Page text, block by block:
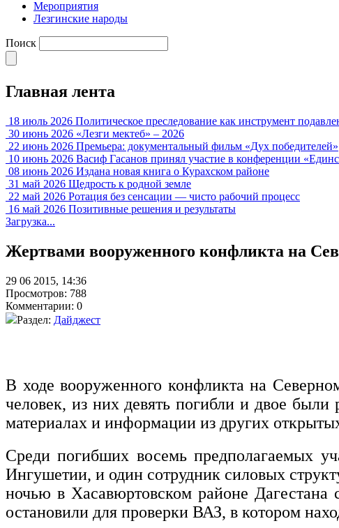
Мероприятия
Лезгинские народы
Поиск
Главная лента
18 июль 2026 Политическое преследование как инструмент
30 июнь 2026 «Лезги мектеб» – 2026
22 июнь 2026 Премьера: документальный фильм «Дух победителей»
10 июнь 2026 Васиф Гасанов принял участие в конференции
08 июнь 2026 Издана новая книга о Курахском районе
31 май 2026 Щедрость к родной земле
22 май 2026 Ротация без сенсации — чисто рабочий процесс
16 май 2026 Позитивные решения и результаты
Загрузка...
Жертвами вооруженного конфликта на
29 06 2015, 14:36
Просмотров: 788
Комментарии: 0
Раздел: Дайджест
В ходе вооруженного конфликта на
человек, из них девять погибли и двое
материалах и информации из других
Среди погибших восемь предполагаемых
Ингушетии, и один сотрудник силовых
ночью в Хасавюртовском районе
остановили для проверки ВАЗ, в котором